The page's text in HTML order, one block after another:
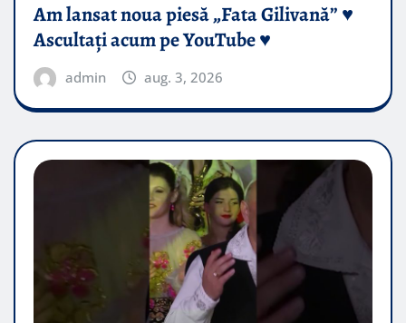
Am lansat noua piesă „Fata Gilivană” ♥️
Ascultați acum pe YouTube ♥️
admin aug. 3, 2026